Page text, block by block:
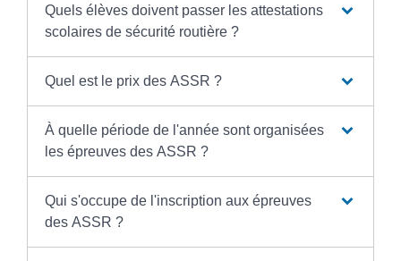
Quels élèves doivent passer les attestations
scolaires de sécurité routière ?
Quel est le prix des ASSR ?
À quelle période de l'année sont organisées
les épreuves des ASSR ?
Qui s'occupe de l'inscription aux épreuves
des ASSR ?